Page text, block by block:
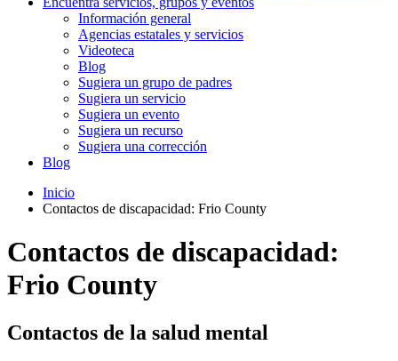
Información general
Agencias estatales y servicios
Videoteca
Blog
Sugiera un grupo de padres
Sugiera un servicio
Sugiera un evento
Sugiera un recurso
Sugiera una corrección
Blog
Inicio
Contactos de discapacidad: Frio County
Contactos de discapacidad:
Frio County
Contactos de la salud mental